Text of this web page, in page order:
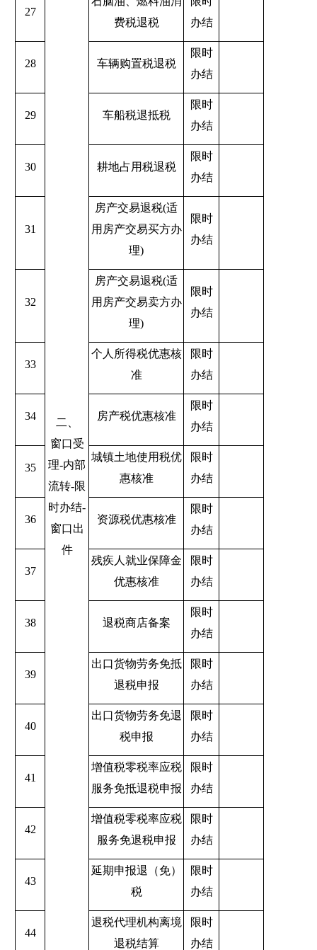
二、
窗口受
理-内部
流转-限
时办结-
窗口出
件
27
费税退税
办结
28 车辆购置税退税
限时
办结
29 车船税退抵税
限时
办结
30 耕地占用税退税
限时
办结
31
房产交易退税(适
用房产交易买方办
理)
限时
办结
32
房产交易退税(适
用房产交易卖方办
理)
限时
办结
33
个人所得税优惠核
准
限时
办结
34 房产税优惠核准
限时
办结
35
城镇土地使用税优
惠核准
限时
办结
36 资源税优惠核准
限时
办结
37
残疾人就业保障金
优惠核准
限时
办结
38 退税商店备案
限时
办结
39
出口货物劳务免抵
退税申报
限时
办结
40
出口货物劳务免退
税申报
限时
办结
41
增值税零税率应税
服务免抵退税申报
限时
办结
42
增值税零税率应税
服务免退税申报
限时
办结
43
延期申报退（免）
税
限时
办结
44
退税代理机构离境
退税结算
限时
办结